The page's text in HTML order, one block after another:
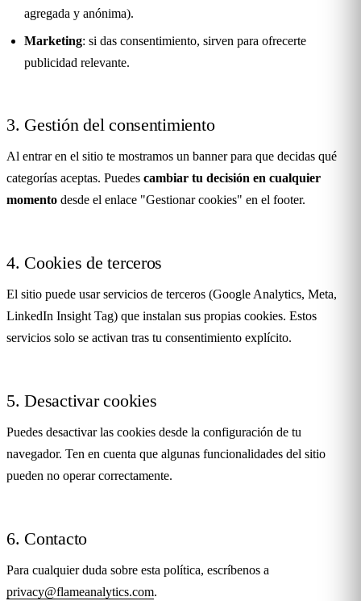
agregada y anónima).
Marketing: si das consentimiento, sirven para ofrecerte
publicidad relevante.
3. Gestión del consentimiento
Al entrar en el sitio te mostramos un banner para que decidas qué
categorías aceptas. Puedes cambiar tu decisión en cualquier
momento desde el enlace "Gestionar cookies" en el footer.
4. Cookies de terceros
El sitio puede usar servicios de terceros (Google Analytics, Meta,
LinkedIn Insight Tag) que instalan sus propias cookies. Estos
servicios solo se activan tras tu consentimiento explícito.
5. Desactivar cookies
Puedes desactivar las cookies desde la configuración de tu
navegador. Ten en cuenta que algunas funcionalidades del sitio
pueden no operar correctamente.
6. Contacto
Para cualquier duda sobre esta política, escríbenos a
privacy@flameanalytics.com.